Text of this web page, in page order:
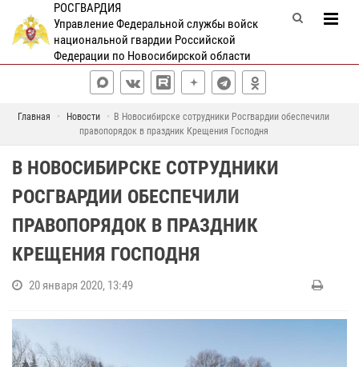
РОСГВАРДИЯ
Управление Федеральной службы войск
национальной гвардии Российской
Федерации по Новосибирской области
Главная Новости
В Новосибирске сотрудники Росгвардии обеспечили
правопорядок в праздник Крещения Господня
В НОВОСИБИРСКЕ СОТРУДНИКИ
РОСГВАРДИИ ОБЕСПЕЧИЛИ
ПРАВОПОРЯДОК В ПРАЗДНИК
КРЕЩЕНИЯ ГОСПОДНЯ
20 января 2020, 13:49